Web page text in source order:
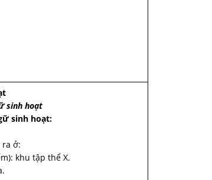
sinh hoạt
sinh hoạt:
ra ở:
khu tập thể X.